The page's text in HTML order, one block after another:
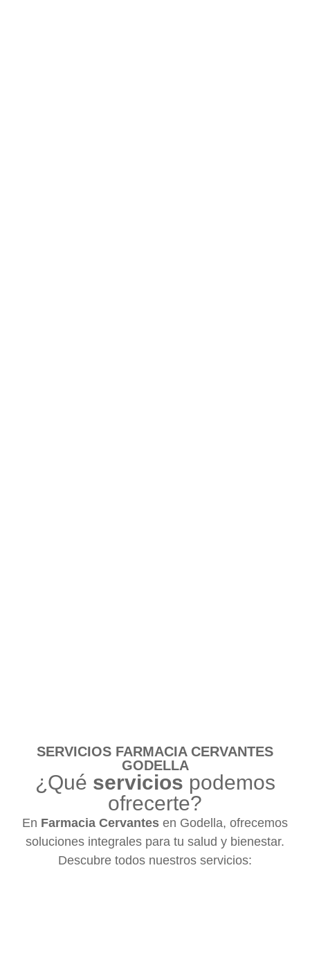
SERVICIOS FARMACIA CERVANTES
GODELLA
¿Qué servicios podemos
ofrecerte?
En Farmacia Cervantes en Godella, ofrecemos
soluciones integrales para tu salud y bienestar.
Descubre todos nuestros servicios: